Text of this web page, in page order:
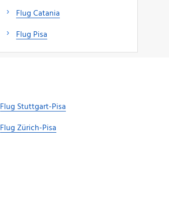
Flug Catania
Flug Pisa
Flug Stuttgart-Pisa
Flug Zürich-Pisa